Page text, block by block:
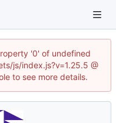
'0' of undefined
js/index.js?v=1.25.5 @
to see more details.